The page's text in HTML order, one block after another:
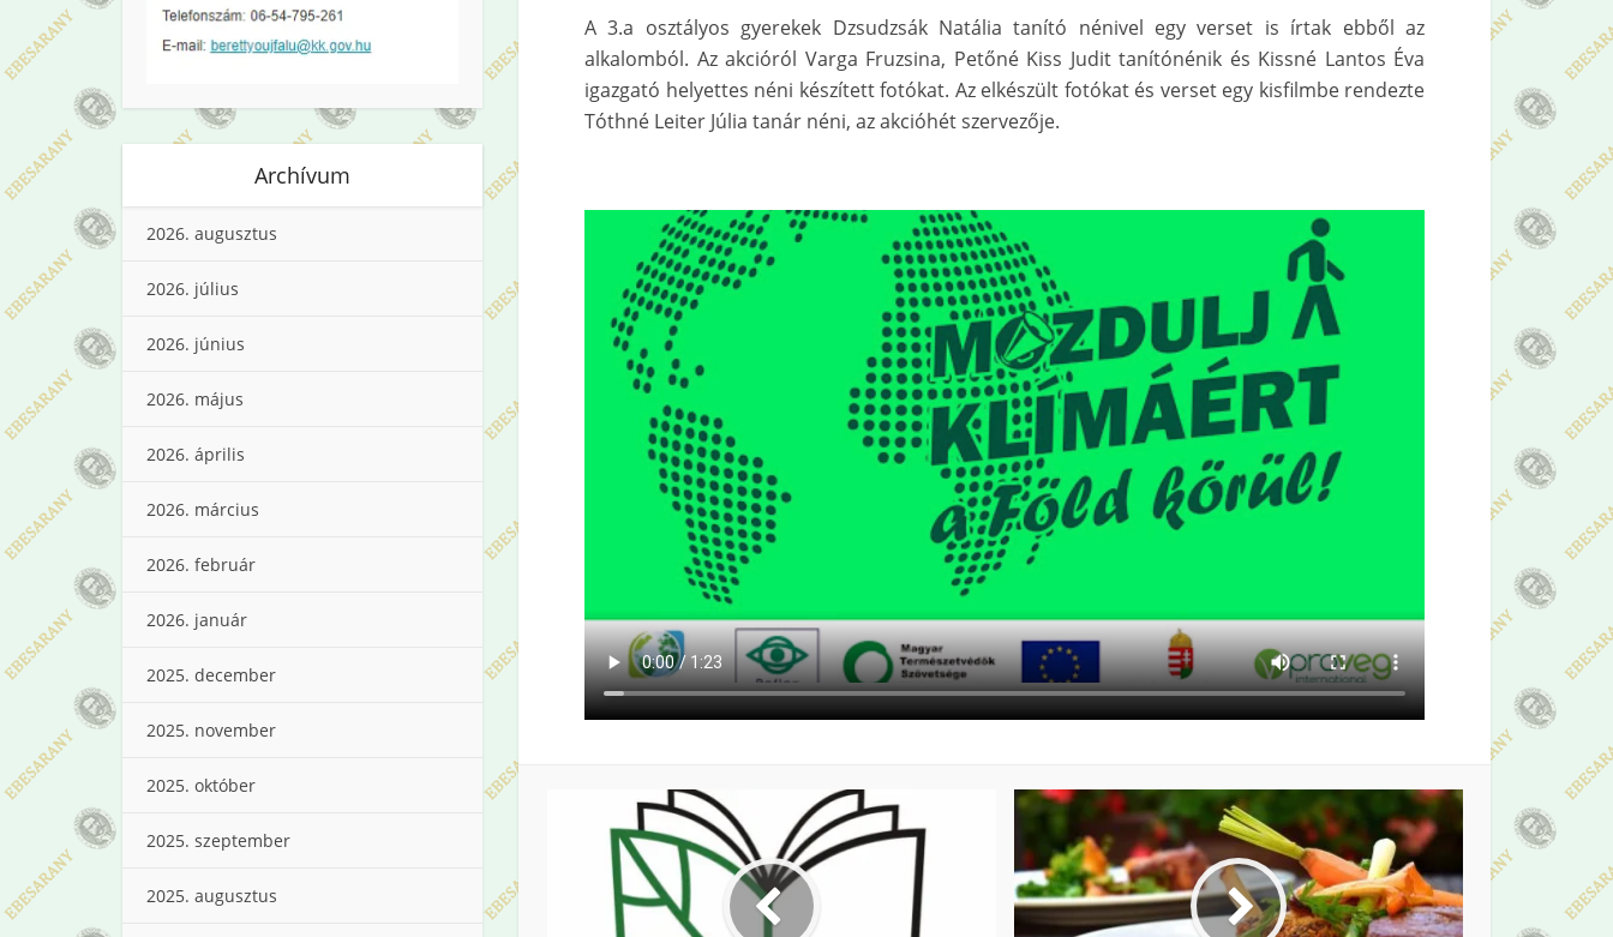
Archívum
2026. augusztus
2026. július
2026. június
2026. május
2026. április
2026. március
2026. február
2026. január
2025. december
2025. november
2025. október
2025. szeptember
2025. augusztus
A 3.a osztályos gyerekek Dzsudzsák Natália tanító nénivel egy verset is írtak ebből az
alkalomból. Az akcióról Varga Fruzsina, Petőné Kiss Judit tanítónénik és Kissné Lantos Éva
igazgató helyettes néni készített fotókat. Az elkészült fotókat és verset egy kisfilmbe rendezte
Tóthné Leiter Júlia tanár néni, az akcióhét szervezője.